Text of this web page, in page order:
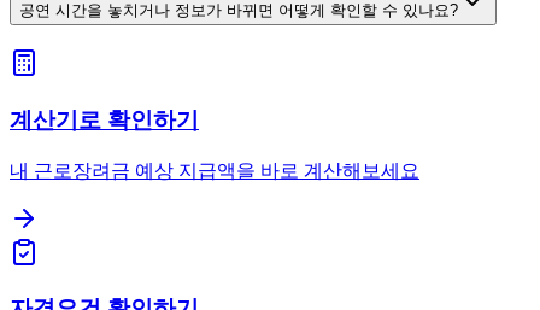
공연 시간을 놓치거나 정보가 바뀌면 어떻게 확인할 수 있나요?
계산기로 확인하기
내 근로장려금 예상 지급액을 바로 계산해보세요